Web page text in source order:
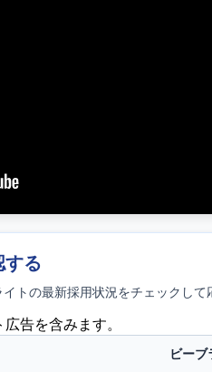
する
イトの最新採用状況をチェックして
告を含みます。
ビーブ